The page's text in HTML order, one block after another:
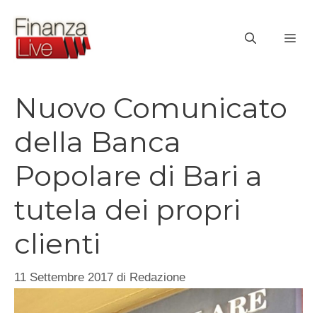
contenuto
Nuovo Comunicato
della Banca
Popolare di Bari a
tutela dei propri
clienti
11 Settembre 2017 di Redazione